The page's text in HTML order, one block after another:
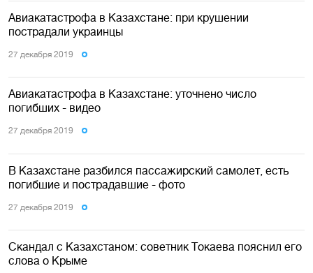
Авиакатастрофа в Казахстане: при крушении
пострадали украинцы
27 декабря 2019
Авиакатастрофа в Казахстане: уточнено число
погибших - видео
27 декабря 2019
В Казахстане разбился пассажирский самолет, есть
погибшие и пострадавшие - фото
27 декабря 2019
Скандал с Казахстаном: советник Токаева пояснил его
слова о Крыме